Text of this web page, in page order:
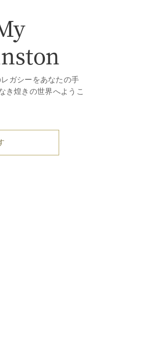
ガシーをあなたの手
き煌きの世界へようこ